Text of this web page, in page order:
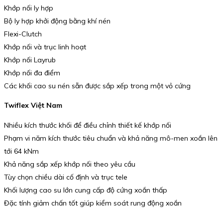
Khớp nối ly hợp
Bộ ly hợp khởi động bằng khí nén
Flexi-Clutch
Khớp nối và trục linh hoạt
Khớp nối Layrub
Khớp nối đa điểm
Các khối cao su nén sẵn được sắp xếp trong một vỏ cứng
Twiflex Việt Nam
Nhiều kích thước khối để điều chỉnh thiết kế khớp nối
Phạm vi năm kích thước tiêu chuẩn và khả năng mô-men xoắn lên
tới 64 kNm
Khả năng sắp xếp khớp nối theo yêu cầu
Tùy chọn chiều dài cố định và trục tele
Khối lượng cao su lớn cung cấp độ cứng xoắn thấp
Đặc tính giảm chấn tốt giúp kiểm soát rung động xoắn